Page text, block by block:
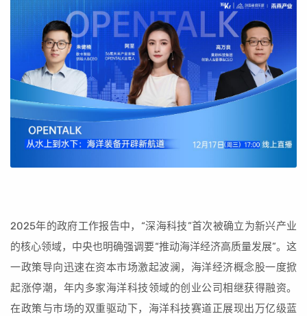
2025年的政府工作报告中，“深海科技”首次被确立为新兴产业
的核心领域，中央也明确强调要“推动海洋经济高质量发展”。这
一政策导向迅速在资本市场激起波澜，海洋经济概念股一度掀
起涨停潮，年内多家海洋科技领域的创业公司相继获得融资。
在政策与市场的双重驱动下，海洋科技赛道正展现出万亿级蓝